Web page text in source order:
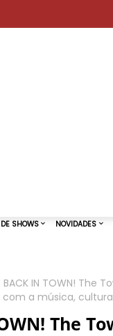
COBERTURAS DE
BACK IN TOWN!
a música,
The